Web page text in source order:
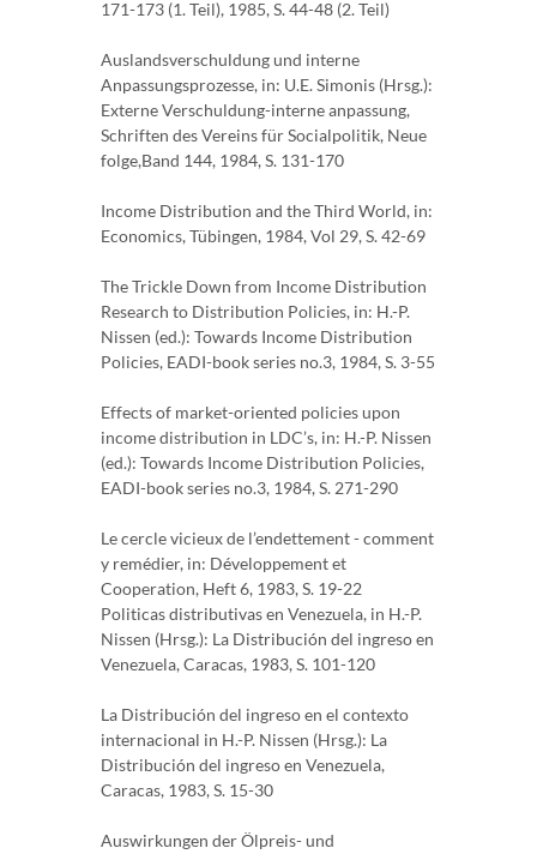
171-173 (1. Teil), 1985, S. 44-48 (2. Teil)
Auslandsverschuldung und interne
Anpassungsprozesse, in: U.E. Simonis (Hrsg.):
Externe Verschuldung-interne anpassung,
Schriften des Vereins für Socialpolitik, Neue
folge,Band 144, 1984, S. 131-170
Income Distribution and the Third World, in:
Economics, Tübingen, 1984, Vol 29, S. 42-69
The Trickle Down from Income Distribution
Research to Distribution Policies, in: H.-P.
Nissen (ed.): Towards Income Distribution
Policies, EADI-book series no.3, 1984, S. 3-55
Effects of market-oriented policies upon
income distribution in LDC’s, in: H.-P. Nissen
(ed.): Towards Income Distribution Policies,
EADI-book series no.3, 1984, S. 271-290
Le cercle vicieux de l’endettement - comment
y remédier, in: Développement et
Cooperation, Heft 6, 1983, S. 19-22
Politicas distributivas en Venezuela, in H.-P.
Nissen (Hrsg.): La Distribución del ingreso en
Venezuela, Caracas, 1983, S. 101-120
La Distribución del ingreso en el contexto
internacional in H.-P. Nissen (Hrsg.): La
Distribución del ingreso en Venezuela,
Caracas, 1983, S. 15-30
Auswirkungen der Ölpreis- und